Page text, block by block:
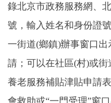
錄北京市政務服務網、
號，輸入姓名和身份證
一街道(鄉鎮)辦事窗口
請；可以在社區(村)或
養老服務補貼津貼申請
會救助或“一門受理”窗